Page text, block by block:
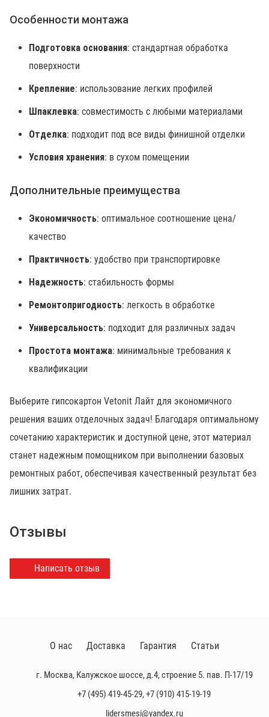
Особенности монтажа
Подготовка основания: стандартная обработка
поверхности
Крепление: использование легких профилей
Шпаклевка: совместимость с любыми материалами
Отделка: подходит под все виды финишной отделки
Условия хранения: в сухом помещении
Дополнительные преимущества
Экономичность: оптимальное соотношение цена/
качество
Практичность: удобство при транспортировке
Надежность: стабильность формы
Ремонтопригодность: легкость в обработке
Универсальность: подходит для различных задач
Простота монтажа: минимальные требования к
квалификации
Выберите гипсокартон Vetonit Лайт для экономичного
решения ваших отделочных задач! Благодаря оптимальному
сочетанию характеристик и доступной цене, этот материал
станет надежным помощником при выполнении базовых
ремонтных работ, обеспечивая качественный результат без
лишних затрат.
Отзывы
Написать отзыв
г. Москва, Калужское шоссе, д.4, строение 5. пав. П-17/19
+7 (495) 419-45-29,+7 (910) 415-19-19
lidersmesi@yandex.ru
О нас Доставка Гарантия Статьи